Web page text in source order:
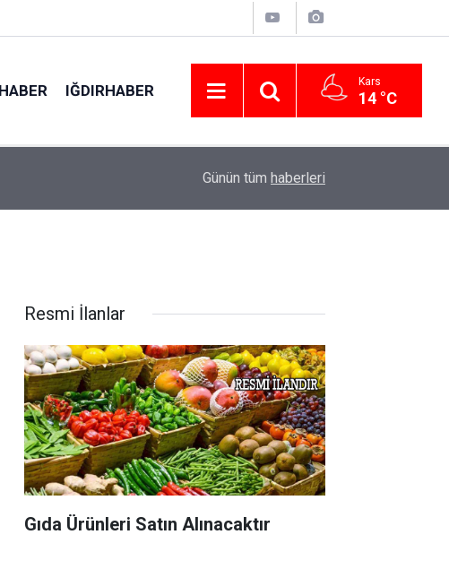
IĞDIRHABER Kars
14 °C
Çorum’da geceyi aydınlatan anız yangını
Günün tüm haberleri
Resmi İlanlar
Gıda Ürünleri Satın Alınacaktır